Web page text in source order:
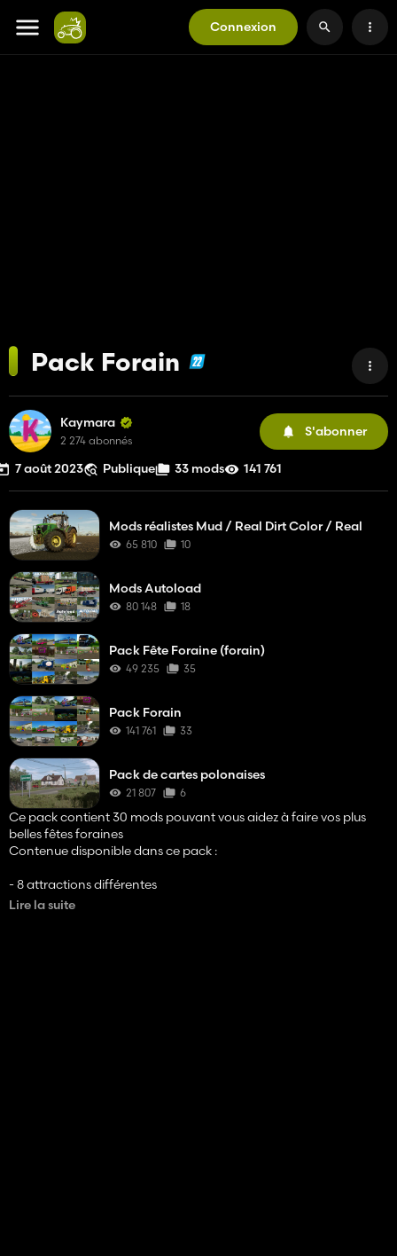
Connexion
Pack Forain
Kaymara
2 274 abonnés
S'abonner
7 août 2023 Publique 33 mods 141 761
Ce pack contient 30 mods pouvant vous aidez à faire vos plus
belles fêtes foraines
Contenue disponible dans ce pack :
- 8 attractions différentes
- 4 caravanes ( de différentes attaches )
Lire la suite
Mods réalistes Mud / Real Dirt Color / Real
65 810 10
Mods Autoload
80 148 18
Pack Fête Foraine (forain)
49 235 35
Pack Forain
141 761 33
Pack de cartes polonaises
21 807 6